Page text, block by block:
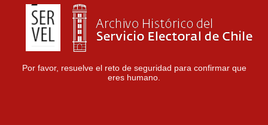
Por favor, resuelve el reto de seguridad para confirmar que
eres humano.